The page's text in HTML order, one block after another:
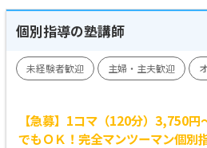
個別指導の塾講師
未経験者歓迎 主婦・主夫歓迎
【急募】1コマ（120分）3,750
でもＯＫ！完全マンツーマン個別